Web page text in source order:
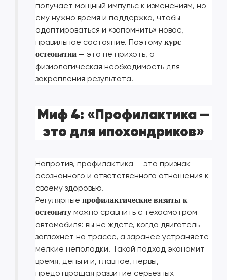
получает мощный импульс к изменениям, но
ему нужно время и поддержка, чтобы
адаптироваться и «запомнить» новое,
правильное состояние. Поэтому курс
остеопатии — это не прихоть, а
физиологическая необходимость для
закрепления результата.
Миф 4: «Профилактика —
это для ипохондриков»
Напротив, профилактика — это признак
осознанного и ответственного отношения к
своему здоровью.
Регулярные профилактические визиты к
остеопату можно сравнить с техосмотром
автомобиля: вы не ждете, когда двигатель
заглохнет на трассе, а заранее устраняете
мелкие неполадки. Такой подход экономит
время, деньги и, главное, нервы,
предотвращая развитие серьезных